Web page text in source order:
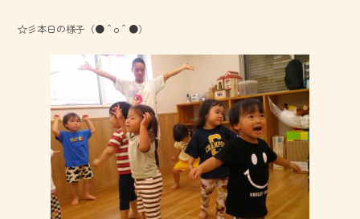
☆彡本日の様子（●＾o＾●）